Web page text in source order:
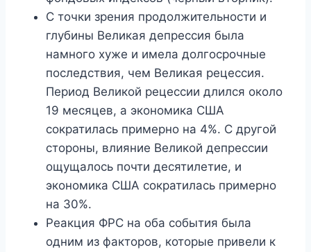
С точки зрения продолжительности и
глубины Великая депрессия была
намного хуже и имела долгосрочные
последствия, чем Великая рецессия.
Период Великой рецессии длился около
19 месяцев, а экономика США
сократилась примерно на 4%. С другой
стороны, влияние Великой депрессии
ощущалось почти десятилетие, и
экономика США сократилась примерно
на 30%.
Реакция ФРС на оба события была
одним из факторов, которые привели к